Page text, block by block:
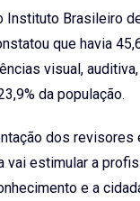
Instituto Brasileiro
que havia
visual, auditiva,
da população.
dos
estimular a
e a